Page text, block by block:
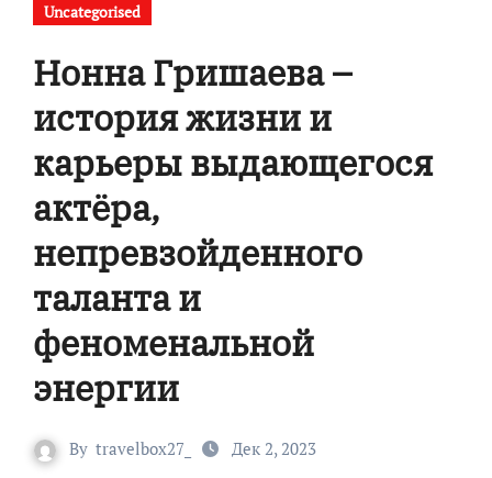
Uncategorised
Нонна Гришаева –
история жизни и
карьеры выдающегося
актёра,
непревзойденного
таланта и
феноменальной
энергии
By travelbox27_ Дек 2, 2023